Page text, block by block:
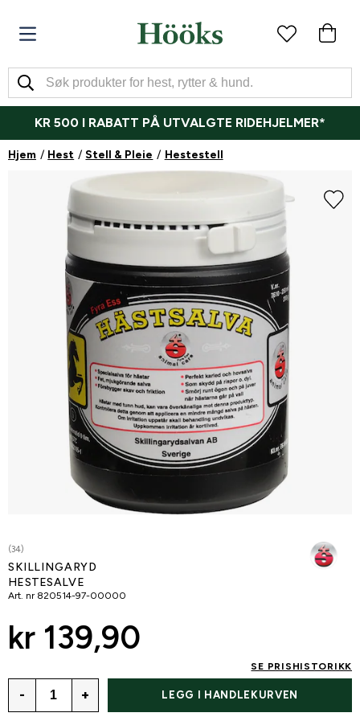
KR 500 I RABATT PÅ UTVALGTE RIDEHJELMER*
Hjem Hest Stell & Pleie Hestestell
(34)
SKILLINGARYD
HESTESALVE
Art. nr 820514-97-00000
kr 139,90
SE PRISHISTORIKK
- + LEGG I HANDLEKURVEN